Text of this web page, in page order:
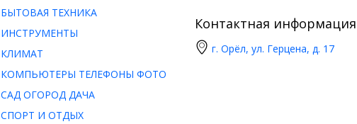
БЫТОВАЯ ТЕХНИКА
ИНСТРУМЕНТЫ
КЛИМАТ
КОМПЬЮТЕРЫ ТЕЛЕФОНЫ ФОТО
САД ОГОРОД ДАЧА
СПОРТ И ОТДЫХ
Контактная информация
г. Орёл, ул. Герцена, д. 17